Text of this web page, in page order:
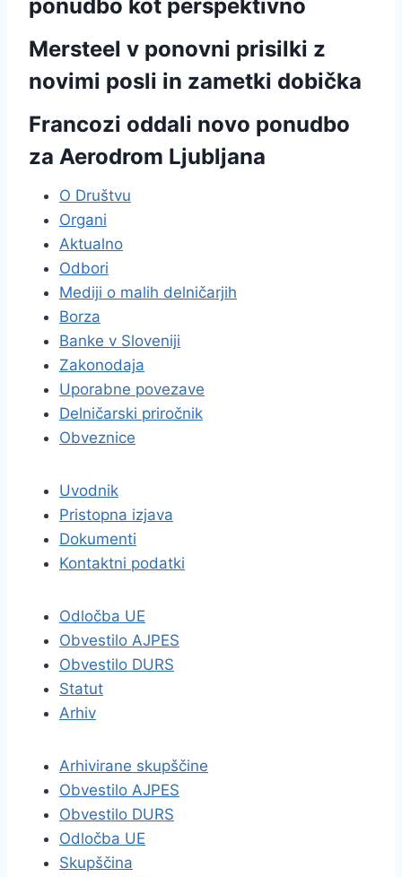
ponudbo kot perspektivno
Mersteel v ponovni prisilki z
novimi posli in zametki dobička
Francozi oddali novo ponudbo
za Aerodrom Ljubljana
O Društvu
Organi
Aktualno
Odbori
Mediji o malih delničarjih
Borza
Banke v Sloveniji
Zakonodaja
Uporabne povezave
Delničarski priročnik
Obveznice
Uvodnik
Pristopna izjava
Dokumenti
Kontaktni podatki
Odločba UE
Obvestilo AJPES
Obvestilo DURS
Statut
Arhiv
Arhivirane skupščine
Obvestilo AJPES
Obvestilo DURS
Odločba UE
Skupščina